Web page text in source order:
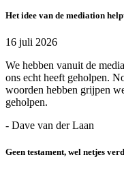
Het idee van de mediation
16 juli 2026
We hebben vanuit de
ons echt heeft geholpen.
woorden hebben grijpen
geholpen.
- Dave van der Laan
Geen testament, wel netjes